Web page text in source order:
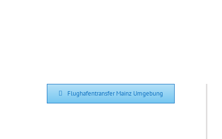
Flughafentransfer Mainz Umgebung